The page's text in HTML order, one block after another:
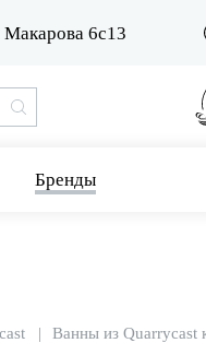
6с13
Бренды
Ванны из Quarrycast